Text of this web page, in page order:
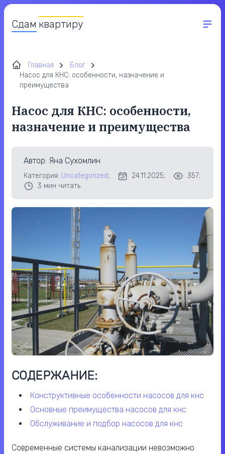
Сдам квартиру
Главная
Блог
Насос для КНС: особенности, назначение и
преимущества
Насос для КНС: особенности,
назначение и преимущества
Автор: Яна Сухомлин
Категория: Uncategorized; 24.11.2025;
357;
3 мин читать
СОДЕРЖАНИЕ:
конструктивные особенности насосов для кнс
основные преимущества насосов для кнс
обслуживание и подбор насосов для кнс
Современные системы канализации невозможно